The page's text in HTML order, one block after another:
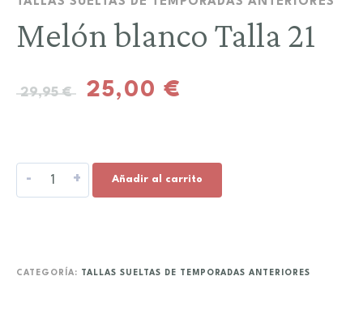
Melón blanco Talla 21
29,95€ 25,00€
- + Añadir al carrito
CATEGORÍA: TALLAS SUELTAS DE TEMPORADAS ANTERIORES